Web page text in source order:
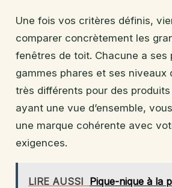
Une fois vos critères définis,
comparer concrètement les
fenêtres de toit. Chacune a ses
gammes phares et ses niveaux
très différents pour des
ayant une vue d’ensemble,
une marque cohérente avec
exigences.
LIRE AUSSI Pique-nique à la